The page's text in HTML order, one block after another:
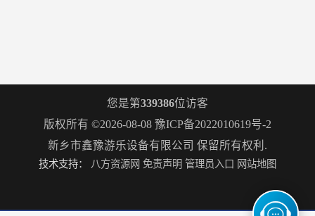
您是第339386位访客
版权所有 ©2026-08-08 豫ICP备2022010619号-2
新乡市鑫豫游乐设备有限公司 保留所有权利.
技术支持： 八方资源网 免责声明 管理员入口 网站地图